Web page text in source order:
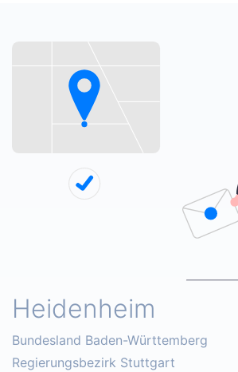
Heidenheim
Bundesland Baden-Württemberg
Regierungsbezirk Stuttgart